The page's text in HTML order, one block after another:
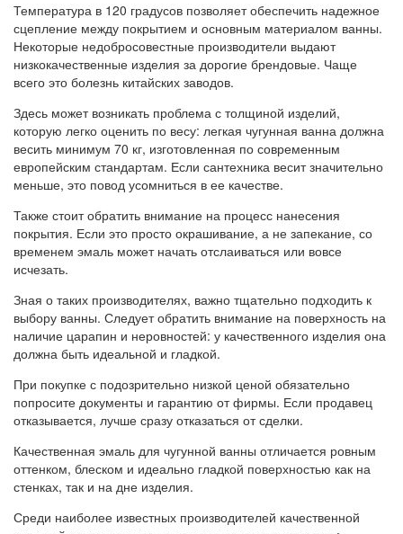
Температура в 120 градусов позволяет обеспечить надежное
сцепление между покрытием и основным материалом ванны.
Некоторые недобросовестные производители выдают
низкокачественные изделия за дорогие брендовые. Чаще
всего это болезнь китайских заводов.
Здесь может возникать проблема с толщиной изделий,
которую легко оценить по весу: легкая чугунная ванна должна
весить минимум 70 кг, изготовленная по современным
европейским стандартам. Если сантехника весит значительно
меньше, это повод усомниться в ее качестве.
Также стоит обратить внимание на процесс нанесения
покрытия. Если это просто окрашивание, а не запекание, со
временем эмаль может начать отслаиваться или вовсе
исчезать.
Зная о таких производителях, важно тщательно подходить к
выбору ванны. Следует обратить внимание на поверхность на
наличие царапин и неровностей: у качественного изделия она
должна быть идеальной и гладкой.
При покупке с подозрительно низкой ценой обязательно
попросите документы и гарантию от фирмы. Если продавец
отказывается, лучше сразу отказаться от сделки.
Качественная эмаль для чугунной ванны отличается ровным
оттенком, блеском и идеально гладкой поверхностью как на
стенках, так и на дне изделия.
Среди наиболее известных производителей качественной